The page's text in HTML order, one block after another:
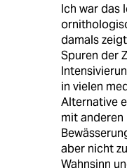
Ich war das
damals
Spuren der
in vielen
Alternative
mit anderen
aber nicht
Wahnsinn